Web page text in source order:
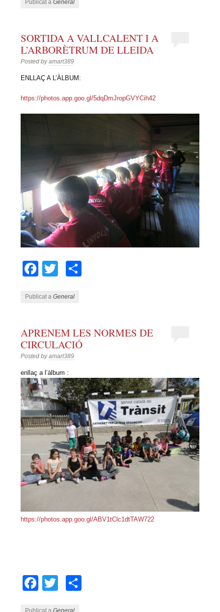
Publicat aGeneral
SORTIDA A VALLCALENT I A
L’ARBORÈTRUM DE LLEIDA
Posted byamart389
ENLLAÇ A L’ÀLBUM:
https://photos.app.goo.gl/5dqDmJropGVYCih42
Facebook
Twitter
Publicat aGeneral
APRENEM LES NORMES DE
CIRCULACIÓ
Posted byamart389
enllaç a l’àlbum :
https://photos.app.goo.gl/ABV1tClc1dtTAW722
Facebook
Twitter